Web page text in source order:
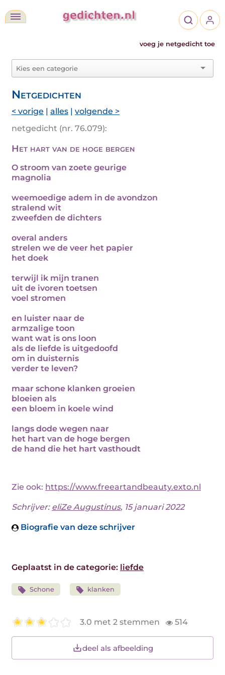
voeg je netgedicht toe
Netgedichten
< vorige | alles | volgende >
netgedicht (nr. 76.079):
Het hart van de hoge bergen
O stroom van zoete geurige
magnolia
weemoedige adem in de avondzon
stralend wit
zweefden de dichters
overal anders
strelen we de veer het papier
het doek
terwijl ik mijn tranen
uit de ivoren toetsen
voel stromen
en luister naar de
armzalige toon
want wat is ons loon
als de liefde is uitgedoofd
om in duisternis
verder te leven?
maar schone klanken groeien
bloeien als
een bloem in koele wind
langs dode wegen naar
het hart van de hoge bergen
de hand die het hart vasthoudt
Zie ook: https://www.freeartandbeauty.exto.nl
Schrijver: eliZe Augustinus, 15 januari 2022
Biografie van deze schrijver
Geplaatst in de categorie: liefde
Schone klanken
3.0 met 2 stemmen 514
deel als afbeelding